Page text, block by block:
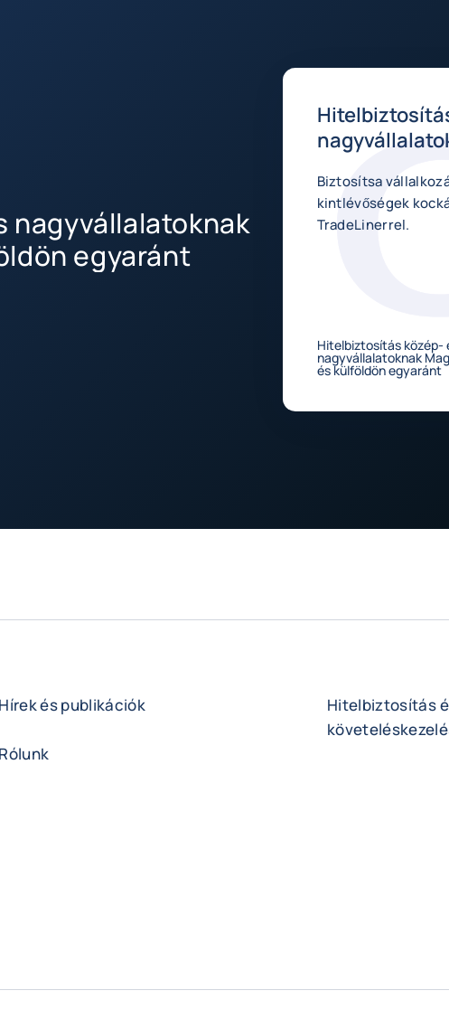
nagyvállalatoknak
egyaránt
Biztosítsa
kintlévőségek
TradeLinerrel.
Hitelbiztosítás közép-
nagyvállalatoknak
és külföldön egyaránt
Hírek és publikációk
Rólunk
Hitelbiztosítás